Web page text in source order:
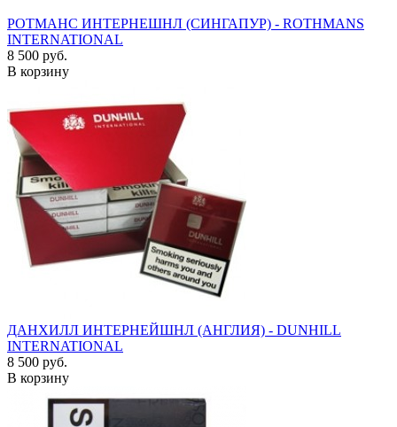
РОТМАНС ИНТЕРНЕШНЛ (СИНГАПУР) - ROTHMANS
INTERNATIONAL
8 500 руб.
В корзину
ДАНХИЛЛ ИНТЕРНЕЙШНЛ (АНГЛИЯ) - DUNHILL
INTERNATIONAL
8 500 руб.
В корзину